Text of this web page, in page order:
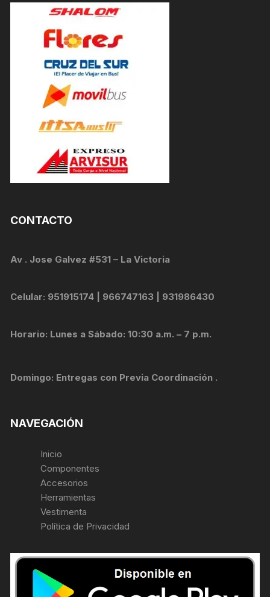
CONTACTO
Av . Jose Galvez #531 – La Victoria
Celular: 951915174 | 966747163 | 931986430
Horario: Lunes a Sábado: 10:30 a.m. – 7 p.m.
Domingo: Entregas con Previa Coordinación .
NAVEGACIÓN
Inicio
Componentes
Accesorios
Herramientas
Vestimenta
Política de Privacidad